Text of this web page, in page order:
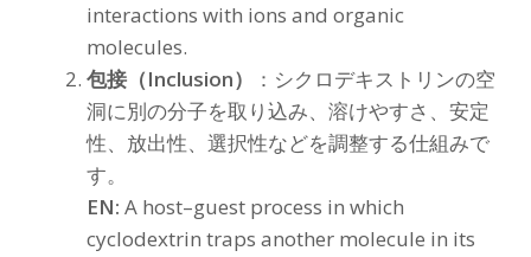
interactions with ions and organic
molecules.
包接（Inclusion）
：シクロデキストリンの空
洞に別の分子を取り込み、溶けやすさ、安定
性、放出性、選択性などを調整する仕組みで
す。
EN: A host–guest process in which
cyclodextrin traps another molecule in its